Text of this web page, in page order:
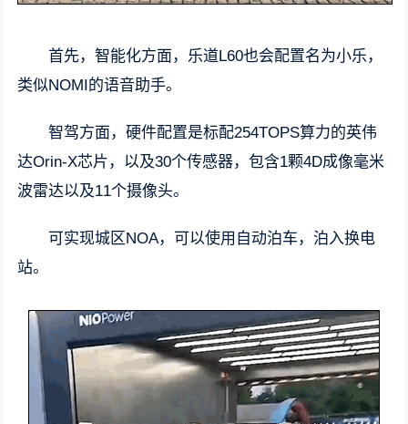
首先，智能化方面，乐道L60也会配置名为小乐，
类似NOMI的语音助手。
智驾方面，硬件配置是标配254TOPS算力的英伟
达Orin-X芯片，以及30个传感器，包含1颗4D成像毫米
波雷达以及11个摄像头。
可实现城区NOA，可以使用自动泊车，泊入换电
站。